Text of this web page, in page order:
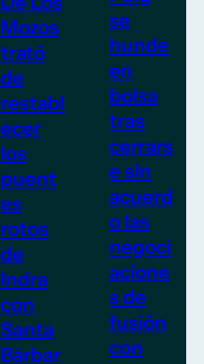
Mozos
trató
de
restabl
ecer
los
puent
es
rotos
de
Indra
con
Santa
Bárbar
se
hunde
en
bolsa
tras
cerrars
e sin
acuerd
o las
negoci
acione
s de
fusión
con